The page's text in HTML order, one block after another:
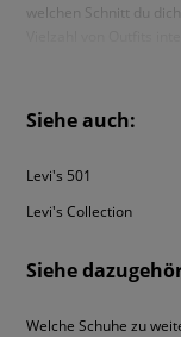
welchen Schnitt du
einer klassischen
die du problemlos mit
Sizeer wirst du
Hoodie in Senfgelb,
Alltags-Looks
Siehe auch:
Levi's 501
Levi's Collection
Siehe
Welche Schuhe zu